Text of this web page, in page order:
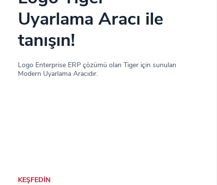
Uyarlama Aracı ile
tanışın!
Logo Enterprise ERP çözümü olan Tiger için sunulan
Modern Uyarlama Aracıdır.
KEŞFEDİN